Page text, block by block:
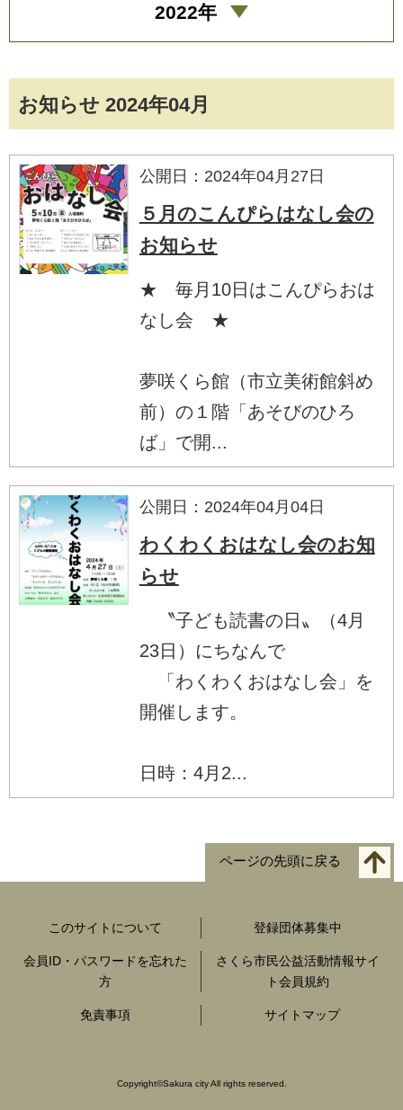
お知らせ 2024年04月
公開日：2024年04月27日
５月のこんぴらはなし会の
お知らせ
★ 毎月10日はこんぴらおは
なし会 ★
夢咲くら館（市立美術館斜め
前）の１階「あそびのひろ
ば」で開...
公開日：2024年04月04日
わくわくおはなし会のお知
らせ
〝子ども読書の日〟（4月
23日）にちなんで
「わくわくおはなし会」を
開催します。
日時：4月2...
2022年
ページの先頭に戻る
このサイトについて 登録団体募集中
会員ID・パスワードを忘れた
方
さくら市民公益活動情報サイ
ト会員規約
免責事項 サイトマップ
Copyright©Sakura city All rights reserved.